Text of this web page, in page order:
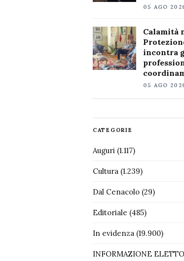
05 AGO
Calamità
incontra
05 AGO
CATEGORIE
Auguri(1.117)
Cultura(1.239)
Dal Cenacolo(29)
Editoriale (485)
In evidenza(19.900)
INFORMAZIONE